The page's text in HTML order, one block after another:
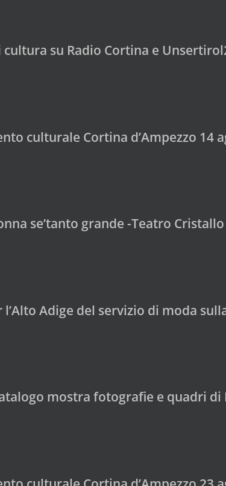
su Radio Cortina e
culturale Cortina d’Ampezzo 14
se’tanto grande -Teatro Cristallo
Adige del servizio di moda
mostra fotografie e quadri di